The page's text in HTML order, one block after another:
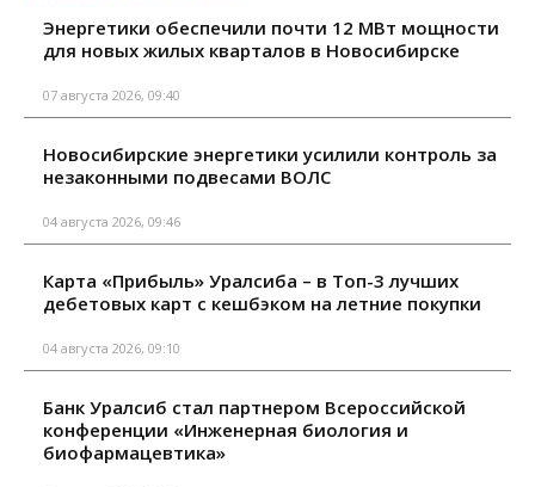
Энергетики обеспечили почти 12 МВт мощности
для новых жилых кварталов в Новосибирске
07 августа 2026, 09:40
Новосибирские энергетики усилили контроль за
незаконными подвесами ВОЛС
04 августа 2026, 09:46
Карта «Прибыль» Уралсиба – в Топ-3 лучших
дебетовых карт с кешбэком на летние покупки
04 августа 2026, 09:10
Банк Уралсиб стал партнером Всероссийской
конференции «Инженерная биология и
биофармацевтика»